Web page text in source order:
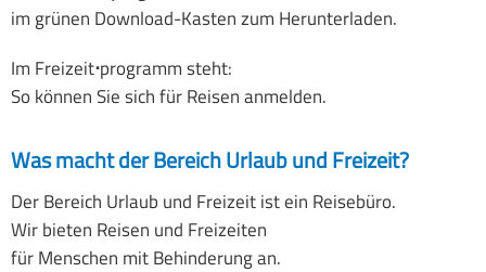
im grünen Download-Kasten zum Herunterladen.
Im Freizeit⋅programm steht:
So können Sie sich für Reisen anmelden.
Was macht der Bereich Urlaub und Freizeit?
Der Bereich Urlaub und Freizeit ist ein Reisebüro.
Wir bieten Reisen und Freizeiten
für Menschen mit Behinderung an.
FlicFlacFlop
Bilder